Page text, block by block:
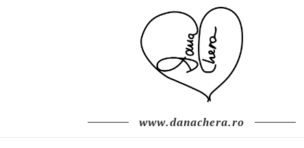
www.danachera.ro